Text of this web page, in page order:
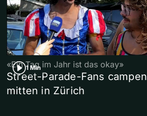
1 Min
«Ein Tag im Jahr ist das okay»
Street-Parade-Fans campen
mitten in Zürich